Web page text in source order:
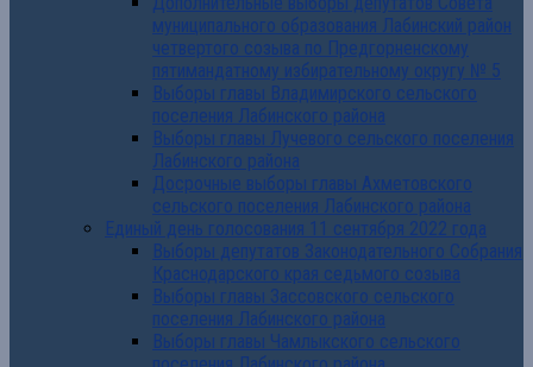
муниципального образования Лабинский район
четвертого созыва по Предгорненскому
пятимандатному избирательному округу № 5
Выборы главы Владимирского сельского
поселения Лабинского района
Выборы главы Лучевого сельского поселения
Лабинского района
Досрочные выборы главы Ахметовского
сельского поселения Лабинского района
Единый день голосования 11 сентября 2022 года
Выборы депутатов Законодательного Собрания
Краснодарского края седьмого созыва
Выборы главы Зассовского сельского
поселения Лабинского района
Выборы главы Чамлыкского сельского